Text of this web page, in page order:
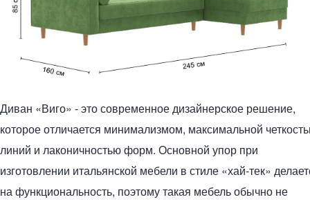
Диван «Виго» - это современное дизайнерское решение,
которое отличается минимализмом, максимальной
линий и лаконичностью форм. Основной упор при
изготовлении итальянской мебели в стиле «хай-тек»
на функциональность, поэтому такая мебель обычно не